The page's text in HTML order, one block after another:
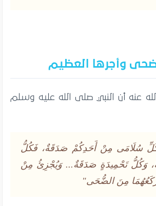
وأجرها العظيم
عنه أن النبي صلى الله عليه وسلم
سُلَامَى مِنْ أَحَدِكُمْ صَدَقَةٌ، فَكُلُّ
وَكُلُّ تَحْمِيدَةٍ صَدَقَةٌ... وَيُجْزِئُ مِنْ
مِنَ الضُّحَى"